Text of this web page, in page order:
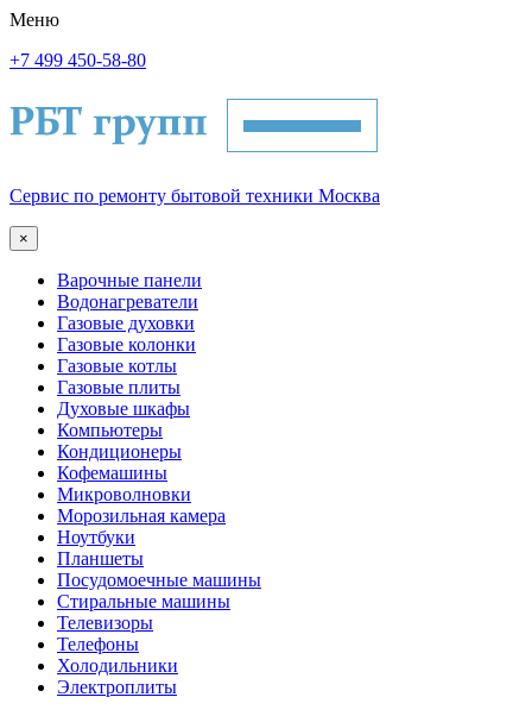
Меню
+7 499 450-58-80
Сервис по ремонту бытовой техники Москва
×
Варочные панели
Водонагреватели
Газовые духовки
Газовые колонки
Газовые котлы
Газовые плиты
Духовые шкафы
Компьютеры
Кондиционеры
Кофемашины
Микроволновки
Морозильная камера
Ноутбуки
Планшеты
Посудомоечные машины
Стиральные машины
Телевизоры
Телефоны
Холодильники
Электроплиты